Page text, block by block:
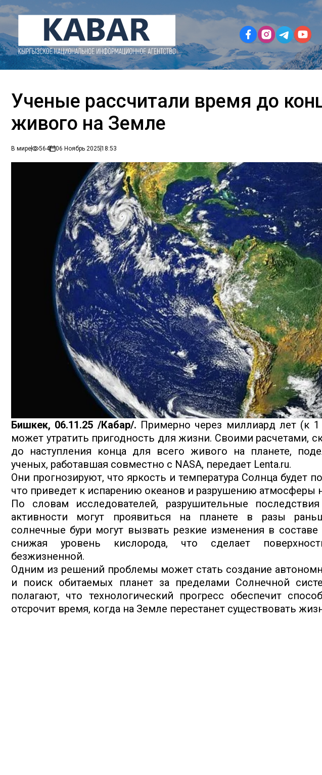
Ученые рассчитали время до
живого на Земле
В мире 564 06 Ноябрь 202518:53
Бишкек, 06.11.25 /Кабар/. Примерно через миллиард лет (к
может утратить пригодность для жизни. Своими расчетами,
до наступления конца для всего живого на планете,
ученых, работавшая совместно с NASA, передает Lenta.ru.
Они прогнозируют, что яркость и температура Солнца будет
что приведет к испарению океанов и разрушению атмосферы
По словам исследователей, разрушительные
активности могут проявиться на планете в разы
солнечные бури могут вызвать резкие изменения в
снижая уровень кислорода, что сделает
безжизненной.
Одним из решений проблемы может стать создание
и поиск обитаемых планет за пределами Солнечной
полагают, что технологический прогресс обеспечит
отсрочит время, когда на Земле перестанет существовать